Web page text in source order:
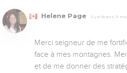
Helene Page Il y a 16 ans, 11
Merci seigneur de me
face à mes montagnes.
et de me donner des